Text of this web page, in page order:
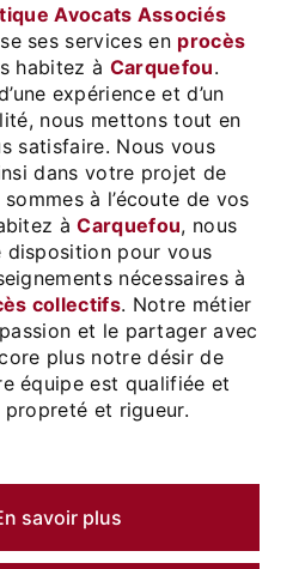
Avocats Associés
ses services en procès
habitez à Carquefou.
expérience et d’un
nous mettons tout en
satisfaire. Nous vous
dans votre projet de
à l’écoute de vos
àCarquefou, nous
disposition pour vous
nécessaires à
collectifs. Notre métier
et le partager avec
plus notre désir de
équipe est qualifiée et
et rigueur.
savoir plus